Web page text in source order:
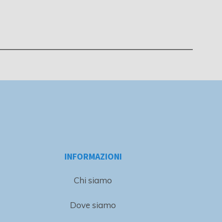
INFORMAZIONI
Chi siamo
Dove siamo